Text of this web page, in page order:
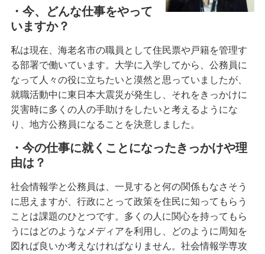
・今、どんな仕事をやって
いますか？
私は現在、海老名市の職員として住民票や戸籍を管理す
る部署で働いています。大学に入学してから、公務員に
なって人々の役に立ちたいと漠然と思っていましたが、
就職活動中に東日本大震災が発生し、それをきっかけに
災害時に多くの人の手助けをしたいと考えるようにな
り、地方公務員になることを決意しました。
・今の仕事に就くことになったきっかけや理
由は？
社会情報学と公務員は、一見すると何の関係もなさそう
に思えますが、行政にとって政策を住民に知ってもらう
ことは課題のひとつです。多くの人に関心を持ってもら
うにはどのようなメディアを利用し、どのように周知を
図れば良いか考えなければなりません。社会情報学専攻